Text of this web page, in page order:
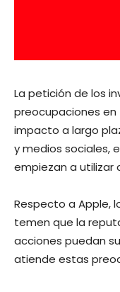
La petición de los
preocupaciones
impacto a largo
y medios sociales,
empiezan a utilizar
Respecto a Apple,
temen que la
acciones puedan
atiende estas